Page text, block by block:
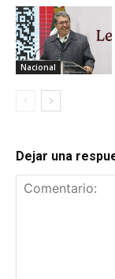
Nacional
Dejar una